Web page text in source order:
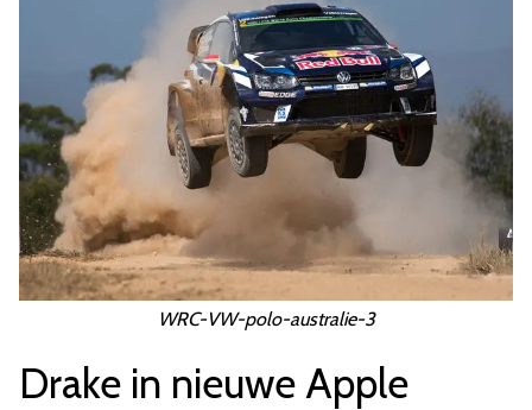
WRC-VW-polo-australie-3
Drake in nieuwe Apple